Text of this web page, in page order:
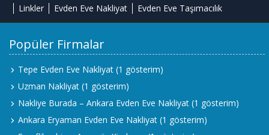
Linkler Evden Eve Nakliyat Evden Eve Taşımacılık
Popüler Firmalar
Tepe Evden Eve Nakliyat (1 gösterim)
Uzman Nakliyat (1 gösterim)
Nakliye Burada – Ankara Evden Eve Nakliyat (1 gösterim)
Ankara Eryaman Evden Eve Nakliyat (1 gösterim)